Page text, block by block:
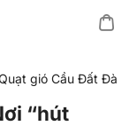
gió Cầu Đất Đà
“hút